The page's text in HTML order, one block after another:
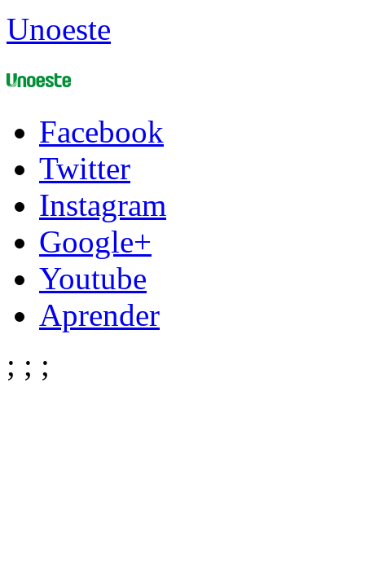
Unoeste
Facebook
Twitter
Instagram
Google+
Youtube
Aprender
; ; ;